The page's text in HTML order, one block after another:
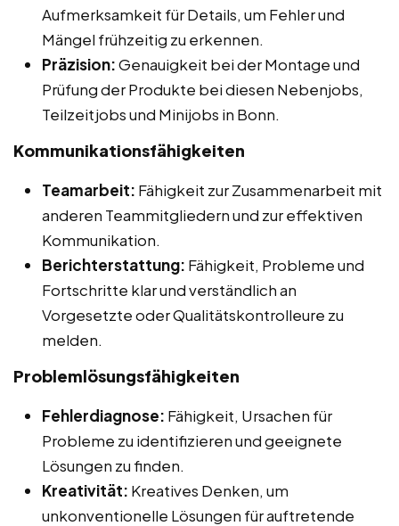
Aufmerksamkeit für Details, um Fehler und
Mängel frühzeitig zu erkennen.
Präzision:Genauigkeit bei der Montage und
Prüfung der Produkte bei diesen Nebenjobs,
Teilzeitjobs und Minijobs in Bonn.
Kommunikationsfähigkeiten
Teamarbeit: Fähigkeit zur Zusammenarbeit mit
anderen Teammitgliedern und zur effektiven
Kommunikation.
Berichterstattung: Fähigkeit, Probleme und
Fortschritte klar und verständlich an
Vorgesetzte oder Qualitätskontrolleure zu
melden.
Problemlösungsfähigkeiten
Fehlerdiagnose: Fähigkeit, Ursachen für
Probleme zu identifizieren und geeignete
Lösungen zu finden.
Kreativität: Kreatives Denken, um
unkonventionelle Lösungen für auftretende